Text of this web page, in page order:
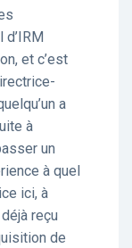
et c’est
a
à
un
à quel
ici, à
reçu
de